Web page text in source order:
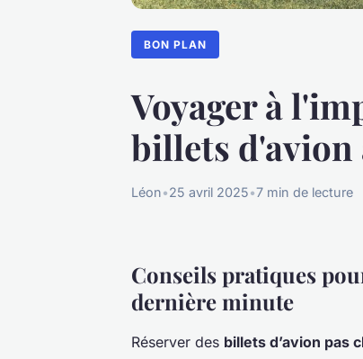
BON PLAN
Voyager à
billets
Léon•25 avril 2025•7 min de lecture
Conseils pratiques
dernière minute
Réserver des billets d’avion pas